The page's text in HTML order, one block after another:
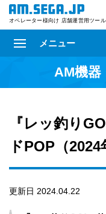
オペレーター様向け 店舗運営用ツー
メニュー
AM機器
『レッ釣り
ドPOP（2024
更新日 2024.04.22